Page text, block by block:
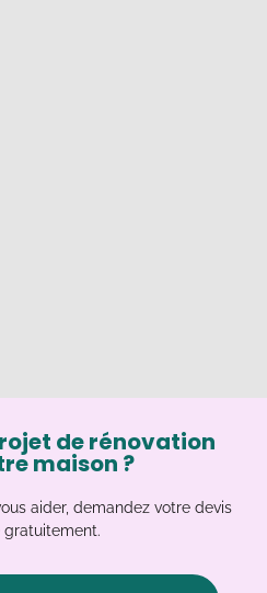
de rénovation
maison ?
aider, demandez votre devis
gratuitement.